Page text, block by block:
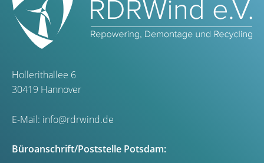
Hollerithallee 6
30419 Hannover
E-Mail: info@rdrwind.de
Büroanschrift/Poststelle Potsdam: